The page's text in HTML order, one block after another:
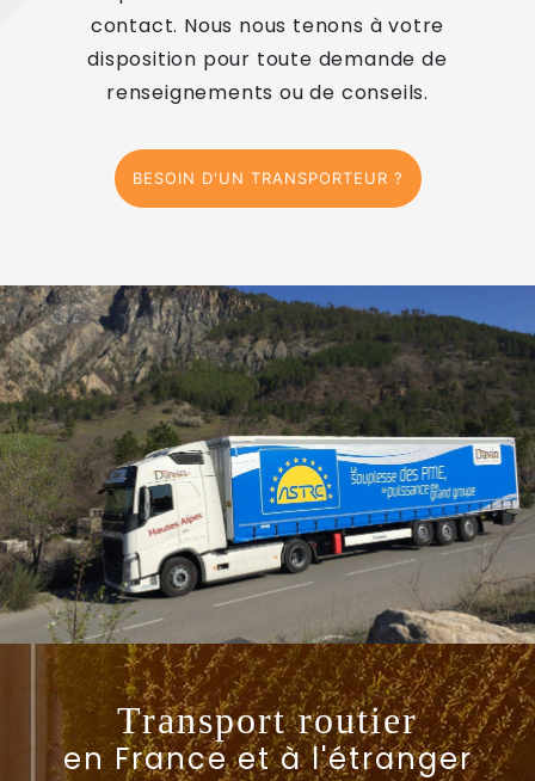
contact. Nous nous tenons à votre
disposition pour toute demande de
renseignements ou de conseils.
BESOIN D'UN TRANSPORTEUR ?
Transport routier
en France et à l'étranger